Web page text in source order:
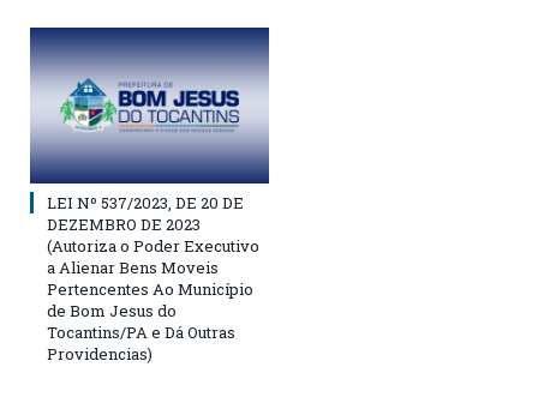
LEI Nº 537/2023, DE 20 DE
DEZEMBRO DE 2023
(Autoriza o Poder Executivo
a Alienar Bens Moveis
Pertencentes Ao Município
de Bom Jesus do
Tocantins/PA e Dá Outras
Providencias)